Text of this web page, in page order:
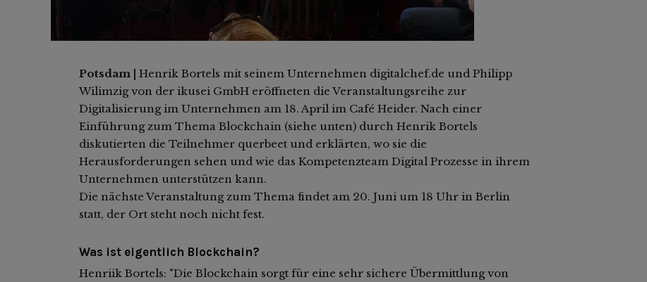
Potsdam | Henrik Bortels mit seinem Unternehmen digitalchef.de und Philipp
Wilimzig von der ikusei GmbH eröffneten die Veranstaltungsreihe zur
Digitalisierung im Unternehmen am 18. April im Café Heider. Nach einer
Einführung zum Thema Blockchain (siehe unten) durch Henrik Bortels
diskutierten die Teilnehmer querbeet und erklärten, wo sie die
Herausforderungen sehen und wie das Kompetenzteam Digital Prozesse in ihrem
Unternehmen unterstützen kann.
Die nächste Veranstaltung zum Thema findet am 20. Juni um 18 Uhr in Berlin
statt, der Ort steht noch nicht fest.
Was ist eigentlich Blockchain?
Henriik Bortels: "Die Blockchain sorgt für eine sehr sichere Übermittlung von